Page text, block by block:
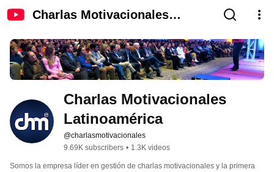
Charlas Motivacionales
Charlas Motivacionales
Latinoamérica
@charlasmotivacionales
9.69K subscribers • 1.3K videos
Somos la empresa líder en gestión de charlas motivacionales y la primera